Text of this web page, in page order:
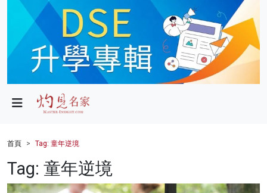
政局
財經
健康
首頁 Tag: 童年逆境
Tag: 童年逆境